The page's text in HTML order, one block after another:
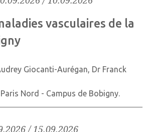
vasculaires de la
Giocanti-Aurégan, Dr Franck
Nord - Campus de Bobigny.
/ 15.09.2026